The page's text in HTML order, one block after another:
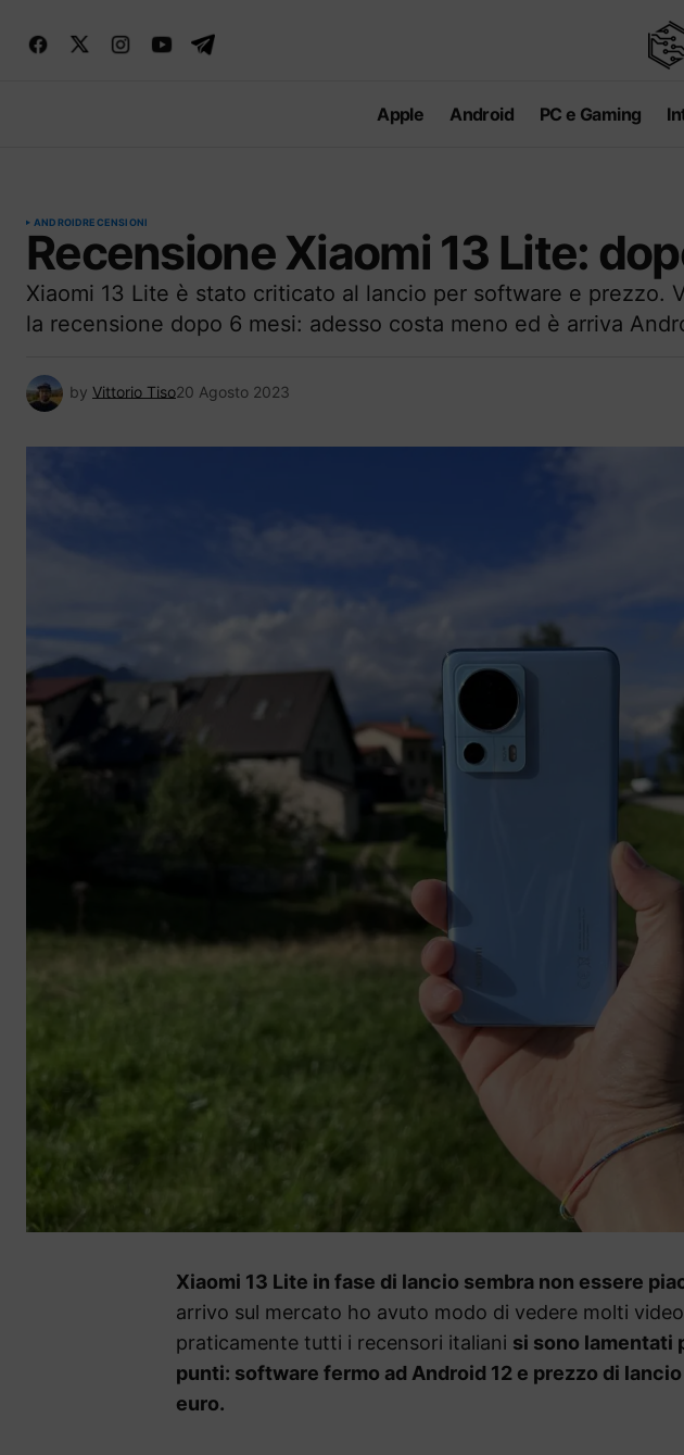
Apple Android PC e Gaming
ANDROIDRECENSIONI
Recensione Xiaomi 13 Lite:
Xiaomi 13 Lite è stato criticato al lancio per software e prezzo.
la recensione dopo 6 mesi: adesso costa meno ed è arriva
by Vittorio Tiso20 Agosto 2023
Xiaomi 13 Lite in fase di lancio sembra non essere
arrivo sul mercato ho avuto modo di vedere molti
praticamente tutti i recensori italiani si sono lamentati
punti: software fermo ad Android 12 e prezzo di
euro.